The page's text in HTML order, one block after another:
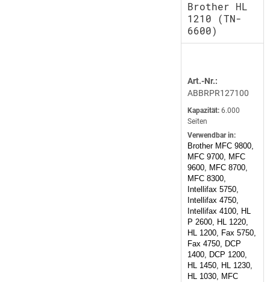
Brother HL
1210 (TN-
6600)
Art.-Nr.:
ABBRPR127100
Kapazität: 6.000
Seiten
Verwendbar in:
Brother MFC 9800,
MFC 9700, MFC
9600, MFC 8700,
MFC 8300,
Intellifax 5750,
Intellifax 4750,
Intellifax 4100, HL
P 2600, HL 1220,
HL 1200, Fax 5750,
Fax 4750, DCP
1400, DCP 1200,
HL 1450, HL 1230,
HL 1030, MFC